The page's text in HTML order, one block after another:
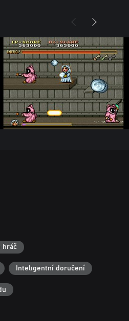
hráč
Inteligentní doručení